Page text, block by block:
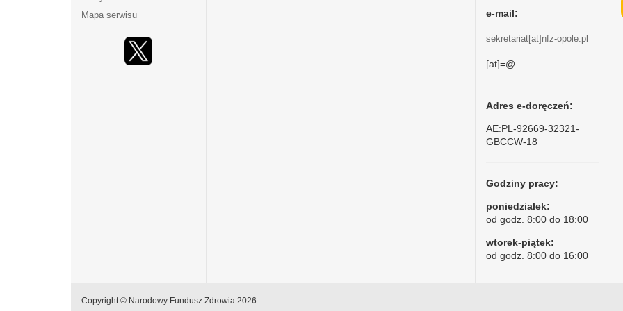
Mapa serwisu
e-mail:
sekretariat[at]nfz-opole.pl
[at]=@
Adres e-doręczeń:
AE:PL-92669-32321-
GBCCW-18
Godziny pracy:
poniedziałek:
od godz. 8:00 do 18:00
wtorek-piątek:
od godz. 8:00 do 16:00
Copyright © Narodowy Fundusz Zdrowia 2026.